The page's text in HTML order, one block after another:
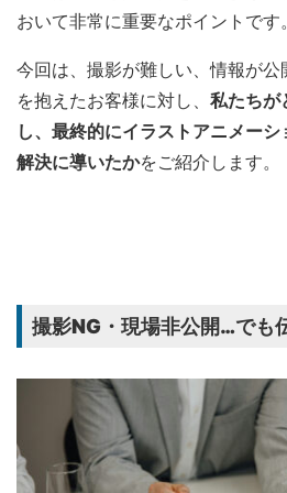
おいて非常に重要なポイントです。
今回は、撮影が難しい、情報が
を抱えたお客様に対し、 私たちが
し、最終的にイラストアニメー
解決に導いたかをご紹介します。
撮影NG・現場非公開…でも